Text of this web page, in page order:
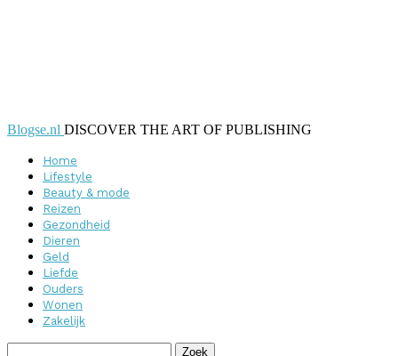
Blogse.nl DISCOVER THE ART OF PUBLISHING
Home
Lifestyle
Beauty & mode
Reizen
Gezondheid
Dieren
Geld
Liefde
Ouders
Wonen
Zakelijk